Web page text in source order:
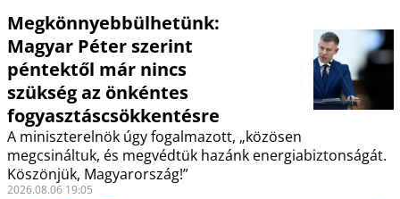
Megkönnyebbülhetünk:
Magyar Péter szerint
péntektől már nincs
szükség az önkéntes
fogyasztáscsökkentésre
A miniszterelnök úgy fogalmazott, „közösen
megcsináltuk, és megvédtük hazánk energiabiztonságát.
Köszönjük, Magyarország!”
2026.08.06 19:05